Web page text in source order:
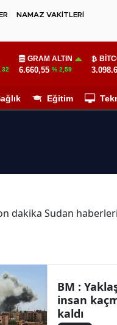
NAMAZ VAKİTLERİ
GRAM ALTIN
6.660,55 % 2,59
Eğitim
dakika Sudan
BM :
insan
kaldı